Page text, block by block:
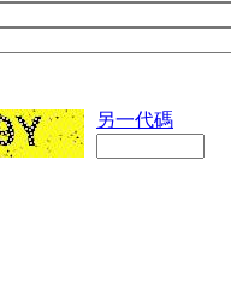
另一代碼